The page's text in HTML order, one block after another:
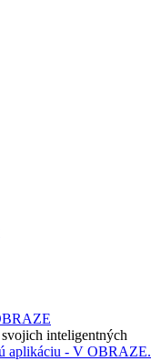
inteligentných
aplikáciu - V OBRAZE.